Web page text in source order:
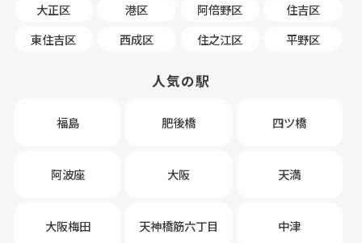
大正区
港区 阿倍野区
住吉区
東住吉区
西成区 住之江区 平野区
人気の駅
福島 肥後橋 四ツ橋
阿波座 大阪 天満
大阪梅田 天神橋筋六丁目 中津